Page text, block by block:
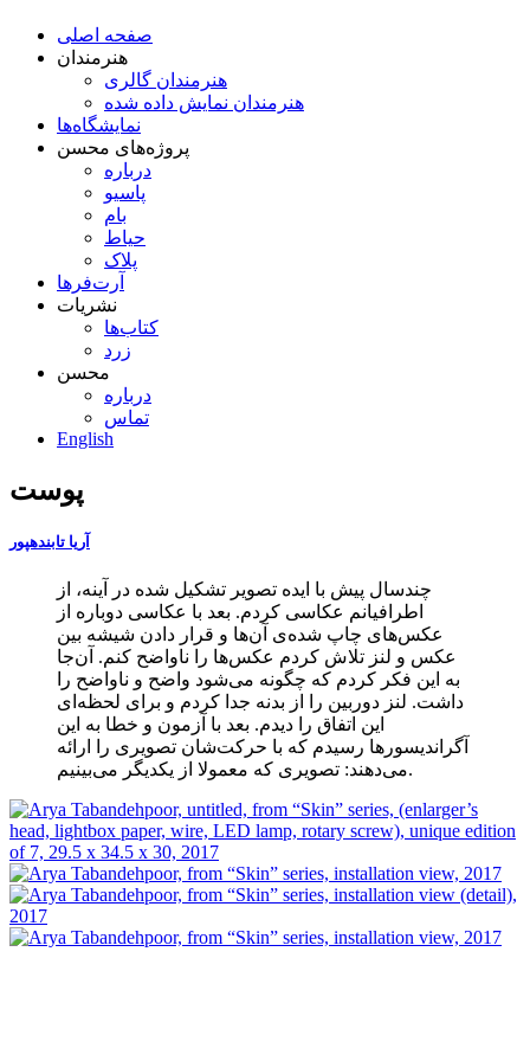
صفحه اصلی
هنرمندان
هنرمندان گالری
هنرمندان نمایش داده شده
نمایشگاه‌ها
پروژه‌های محسن
درباره
پاسیو
بام
حیاط
پلاک
آرت‌فرها
نشریات
کتاب‌ها
زرد
محسن
درباره
تماس
English
پوست
آریا تابندهپور
چندسال پیش با ایده تصویر تشکیل شده در آینه، از
اطرافیانم عکاسی کردم. بعد با عکاسی دوباره از
عکس‌های چاپ شده‌ی آن‌ها و قرار دادن شیشه بین
عکس و لنز تلاش کردم عکس‌ها را ناواضح کنم. آن‌جا
به این فکر کردم که چگونه می‌شود واضح و ناواضح را
داشت. لنز دوربین را از بدنه جدا کردم و برای لحظه‌ای
این اتفاق را دیدم. بعد با آزمون و خطا به این
آگراندیسورها رسیدم که با حرکت‌شان تصویری را ارائه
می‌دهند: تصویری که معمولا از یکدیگر می‌بینیم.